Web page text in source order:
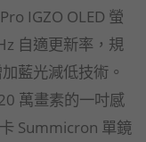
Pro IGZO OLED 螢
自適更新率，規
藍光減低技術。
萬畫素的一吋感
Summicron 單鏡